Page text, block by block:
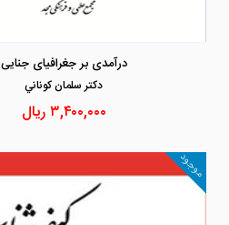
درآمدی بر جغرافیای جنایی
دكتر سلمان كوناني
۳,۴۰۰,۰۰۰ریال
موجود